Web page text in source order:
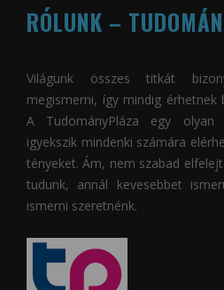
RÓLUNK –
Világunk összes titkát
megismerni, így mindig érhetnek
A TudományPláza egy olyan
igyekszik mindenki számára
tényeket. Ám, nem szabad
tudunk, annál kevesebbet
ismerni szeretnénk.